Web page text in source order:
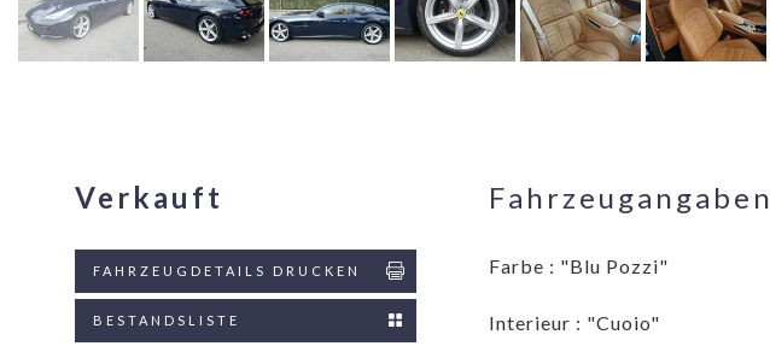
Verkauft
FAHRZEUGDETAILS DRUCKEN
BESTANDSLISTE
Fahrzeugangaben
Farbe : "Blu Pozzi"
Interieur : "Cuoio"